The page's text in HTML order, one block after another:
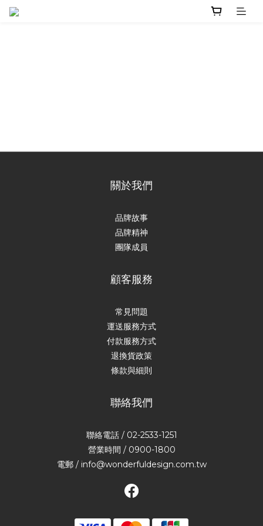
關於我們
品牌故事
品牌精神
團隊成員
顧客服務
常見問題
運送服務方式
付款服務方式
退換貨政策
條款與細則
聯絡我們
聯絡電話 / 02-2533-1251
營業時間 / 0900-1800
電郵 / info@wonderfuldesign.com.tw